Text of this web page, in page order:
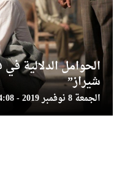
الحوامل الدلالية
شيراز”
الجمعة 8 نوفمبر 2019 - 14:24:08